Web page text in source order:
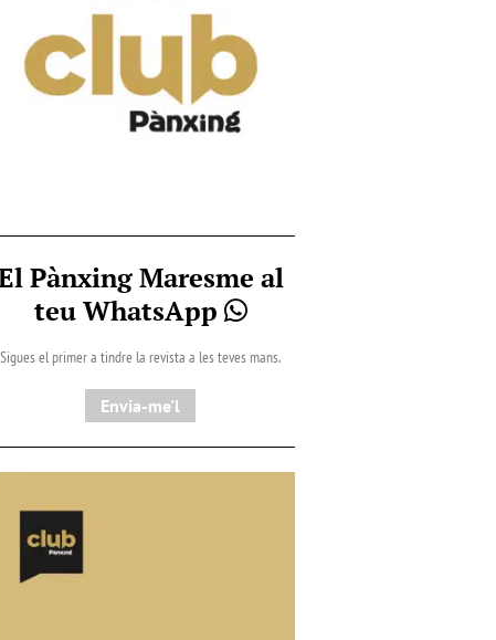
Pànxing Maresme al
teu WhatsApp
Sigues el primer a tindre la revista a les teves mans.
Envia-me'l